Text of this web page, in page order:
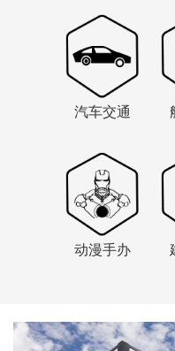
汽车交通
动漫手办